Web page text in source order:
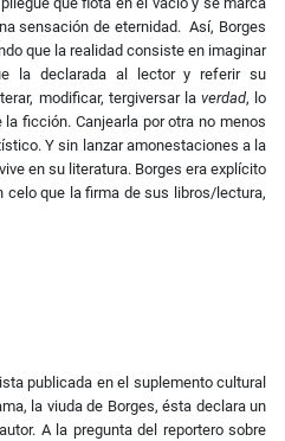
sensación de eternidad. Así, Borges
que la realidad consiste en imaginar
la declarada al lector y referir su
modificar, tergiversar la verdad, lo
ficción. Canjearla por otra no menos
Y sin lanzar amonestaciones a la
en su literatura. Borges era explícito
celo que la firma de sus libros/lectura,
publicada en el suplemento cultural
la viuda de Borges, ésta declara un
A la pregunta del reportero sobre